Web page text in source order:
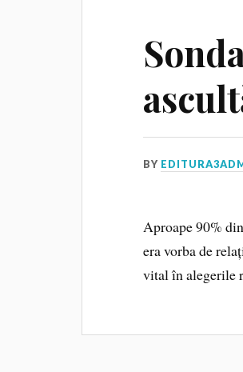
BY
Aproape 90%
era vorba de
vital în alegerile